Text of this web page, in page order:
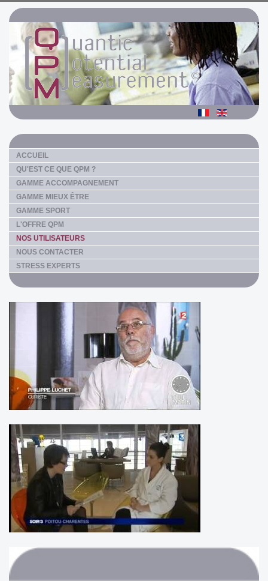
ACCUEIL
QU'EST CE QUE QPM ?
GAMME ACCOMPAGNEMENT
GAMME MIEUX ÊTRE
GAMME SPORT
L'OFFRE QPM
NOS UTILISATEURS
NOUS CONTACTER
STRESS EXPERTS